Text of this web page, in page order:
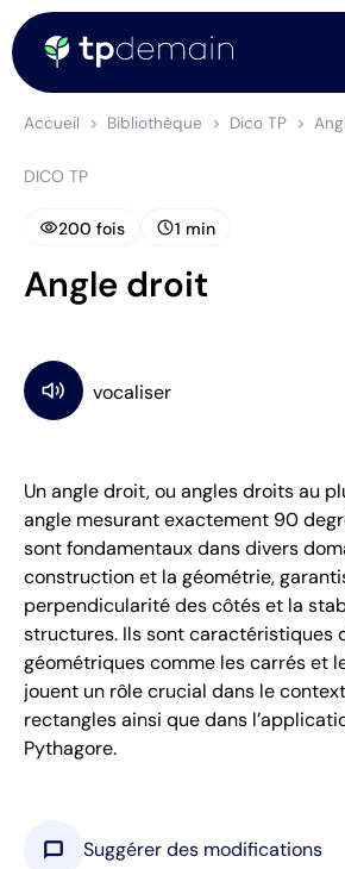
Accueil Bibliothèque Dico TP
DICO TP
visibility200 fois schedule1 min
Angle droit
Un angle droit, ou angles droits au
angle mesurant exactement 90
sont fondamentaux dans divers
construction et la géométrie,
perpendicularité des côtés et la
structures. Ils sont caractéristiques
géométriques comme les carrés et
jouent un rôle crucial dans le
rectangles ainsi que dans
Pythagore.
chat_bubble Suggérer des modifications